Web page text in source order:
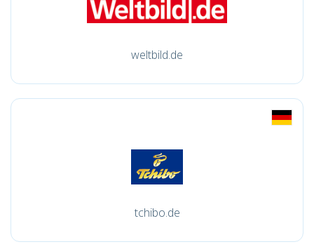
weltbild.de
tchibo.de